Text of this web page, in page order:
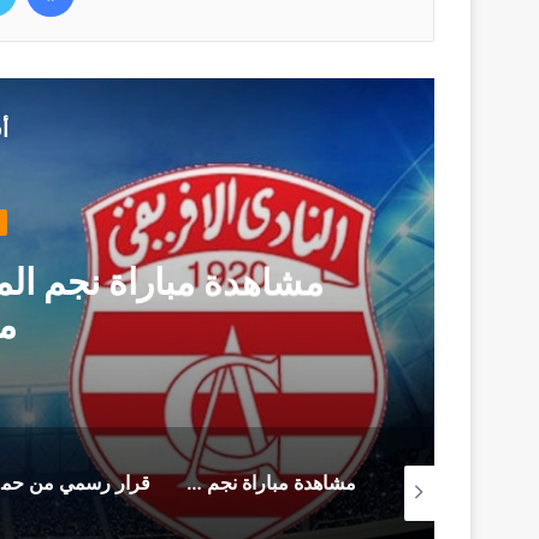
مشاهدة مباراة نجم
مشاهدة مباراة نجم المتلوي و النادي الإفريقي (بث مباشر)